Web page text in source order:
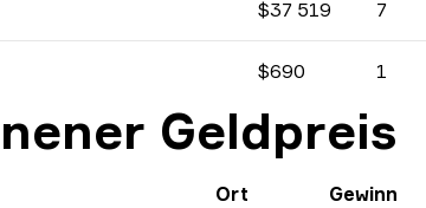
Gewinn
$37 519
Turniere Anzahl
7
Prozente
Gewinn
$690
Turniere Anzahl
1
Prozente
Geldpreis
Ort Gewinn